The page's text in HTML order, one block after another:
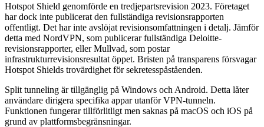
Hotspot Shield genomförde en tredjepartsrevision 2023. Företaget
har dock inte publicerat den fullständiga revisionsrapporten
offentligt. Det har inte avslöjat revisionsomfattningen i detalj. Jämför
detta med NordVPN, som publicerar fullständiga Deloitte-
revisionsrapporter, eller Mullvad, som postar
infrastrukturrevisionsresultat öppet. Bristen på transparens försvagar
Hotspot Shields trovärdighet för sekretesspåståenden.
Split tunneling är tillgänglig på Windows och Android. Detta låter
användare dirigera specifika appar utanför VPN-tunneln.
Funktionen fungerar tillförlitligt men saknas på macOS och iOS på
grund av plattformsbegränsningar.